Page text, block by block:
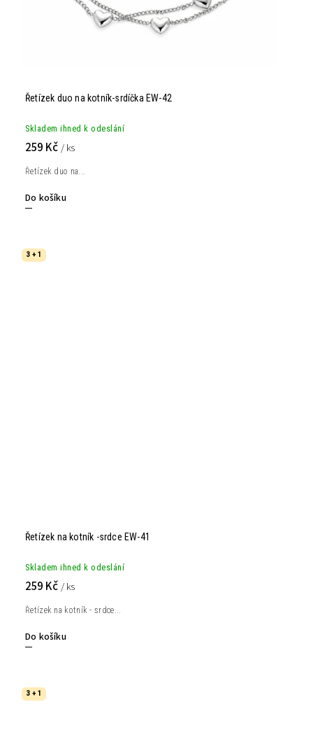
Řetízek duo na kotník-srdíčka EW-42
Skladem ihned k odeslání
259 Kč / ks
Do košíku
Řetízek duo na...
3 + 1
Řetízek na kotník -srdce EW-41
Skladem ihned k odeslání
259 Kč / ks
Do košíku
Řetízek na kotník - srdce...
3 + 1